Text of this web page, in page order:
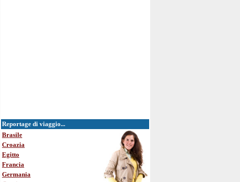
Reportage di viaggio...
Brasile
Croazia
Egitto
Francia
Germania